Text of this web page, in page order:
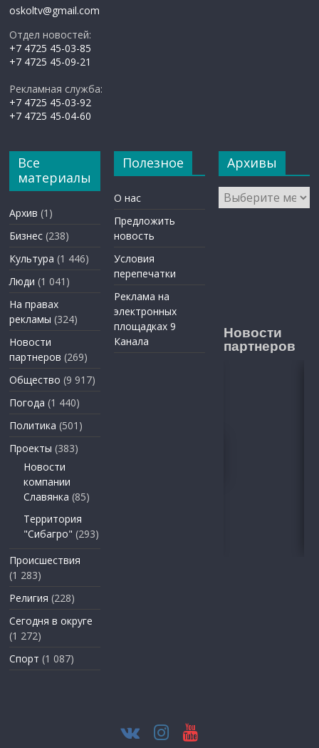
oskoltv@gmail.com
Отдел новостей:
+7 4725 45-03-85
+7 4725 45-09-21
Рекламная служба:
+7 4725 45-03-92
+7 4725 45-04-60
Все
материалы
Архив (1)
Бизнес (238)
Культура (1 446)
Люди (1 041)
На правах
рекламы (324)
Новости
партнеров (269)
Общество (9 917)
Погода (1 440)
Политика (501)
Проекты (383)
Новости
компании
Славянка (85)
Территория
"Сибагро" (293)
Происшествия
(1 283)
Религия (228)
Сегодня в округе
(1 272)
Спорт (1 087)
Полезное
О нас
Предложить
новость
Условия
перепечатки
Реклама на
электронных
площадках 9
Канала
Архивы
Архивы
Новости
партнеров